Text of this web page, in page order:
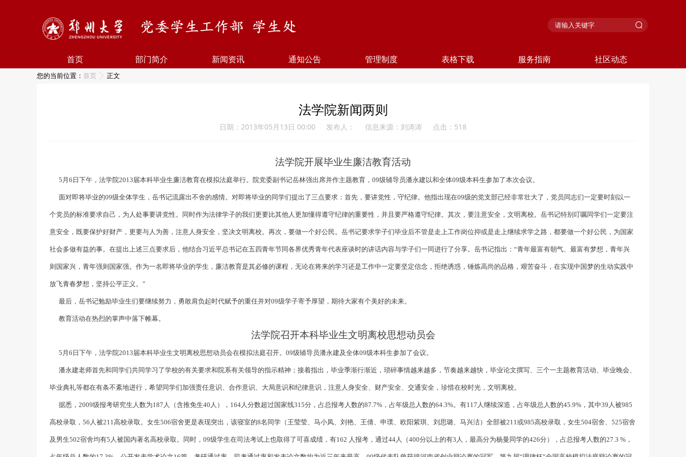
首页 部门简介 新闻资讯 通知公告 管理制度 表格下载 服务指南 社区动态
您的当前位置： 首页 正文
法学院新闻两则
日期：2013年05月13日 00:00 发布人： 信息来源：刘涛涛 点击： 518
法学院开展毕业生廉洁教育活动
5月6日下午，法学院2013届本科毕业生廉洁教育在模拟法庭举行。院党委副书记岳林强出席并作主题教育，09级辅导员潘永建以和全体09级本科生参加了本次会议。
面对即将毕业的09级全体学生，岳书记流露出不舍的感情。对即将毕业的同学们提出了三点要求：首先，要讲党性，守纪律。他指出现在09级的党支部已经非常壮大了，党员同志们一定要时刻以一
个党员的标准要求自己，为人处事要讲党性。同时作为法律学子的我们更要比其他人更加懂得遵守纪律的重要性，并且要严格遵守纪律。其次，要注意安全，文明离校。岳书记特别叮嘱同学们一定要注
意安全，既要保护好财产，更要与人为善，注意人身安全，坚决文明离校。再次，要做一个好公民。岳书记要求学子们毕业后不管是走上工作岗位抑或是走上继续求学之路，都要做一个好公民，为国家
社会多做有益的事。在提出上述三点要求后，他结合习近平总书记在五四青年节同各界优秀青年代表座谈时的讲话内容与学子们一同进行了分享。岳书记指出：“青年最富有朝气、最富有梦想，青年兴
则国家兴，青年强则国家强。作为一名即将毕业的学生，廉洁教育是其必修的课程，无论在将来的学习还是工作中一定要坚定信念，拒绝诱惑，锤炼高尚的品格，艰苦奋斗，在实现中国梦的生动实践中
放飞青春梦想，坚持公平正义。”
最后，岳书记勉励毕业生们要继续努力，勇敢肩负起时代赋予的重任并对09级学子寄予厚望，期待大家有个美好的未来。
教育活动在热烈的掌声中落下帷幕。
法学院召开本科毕业生文明离校思想动员会
5月6日下午，法学院2013届本科毕业生文明离校思想动员会在模拟法庭召开。09级辅导员潘永建及全体09级本科生参加了会议。
潘永建老师首先和同学们共同学习了学校的有关要求和院系有关领导的指示精神；接着指出，毕业季渐行渐近，琐碎事情越来越多，节奏越来越快，毕业论文撰写、三个一主题教育活动、毕业晚会、
毕业典礼等都在有条不紊地进行，希望同学们加强责任意识、合作意识、大局意识和纪律意识，注意人身安全、财产安全、交通安全，珍惜在校时光，文明离校。
据悉，2009级报考研究生人数为187人（含推免生40人），164人分数超过国家线315分，占总报考人数的87.7%，占年级总人数的64.3%。有117人继续深造，占年级总人数的45.9%，其中39人被985
高校录取，56人被211高校录取。女生506宿舍更是表现突出，该寝室的8名同学（王莹莹、马小凤、刘艳、王倩、申璞、欧阳紫琪、刘思璐、马兴洁）全部被211或985高校录取，女生504宿舍、525宿舍
及男生502宿舍均有5人被国内著名高校录取。同时，09级学生在司法考试上也取得了可喜成绩，有162 人报考，通过44人（400分以上的有3人，最高分为杨曼同学的426分），占总报考人数的27.3 %，